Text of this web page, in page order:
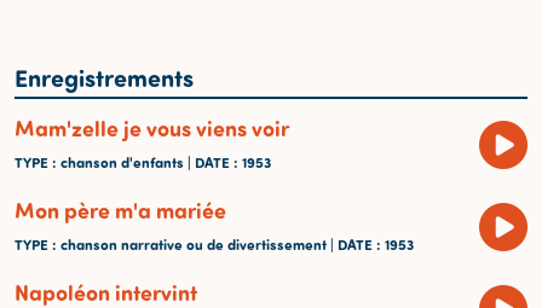
Enregistrements
Mam'zelle je vous viens voir
TYPE : chanson d'enfants | DATE : 1953
Mon père m'a mariée
TYPE : chanson narrative ou de divertissement | DATE : 1953
Napoléon intervint